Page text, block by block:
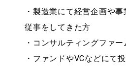
・製造業にて経営企画や
従事をしてきた方
・コンサルティングファ
・ファンドやVCなどにて